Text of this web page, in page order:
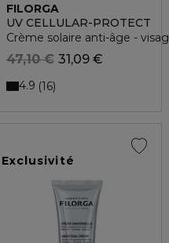
FILORGA
UV CELLULAR-PROTECT
Crème solaire anti-âge -
31,09 €
47,10 €
4.9 16
Exclusivité